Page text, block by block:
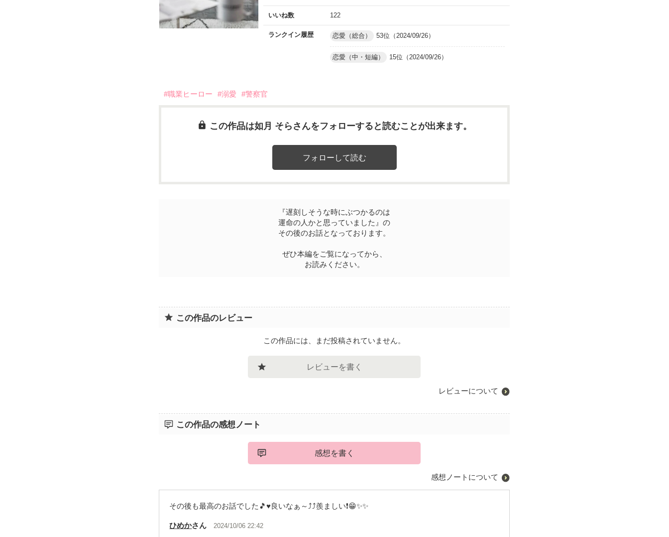
いいね数 122
ランクイン履歴 恋愛（総合） 53位（2024/09/26）
恋愛（中・短編） 15位（2024/09/26）
#職業ヒーロー #溺愛 #警察官
この作品は如月 そらさんをフォローすると読むことが出来ます。
『遅刻しそうな時にぶつかるのは
運命の人かと思っていました』の
その後のお話となっております。
ぜひ本編をご覧になってから、
お読みください。
この作品のレビュー
この作品には、まだ投稿されていません。
レビューを書く
レビューについて
この作品の感想ノート
感想を書く
感想ノートについて
その後も最高のお話でした🎵♥️良いなぁ～⤴️⤴️羨ましい❗😁✨✨
ひめかさん 2024/10/06 22:42